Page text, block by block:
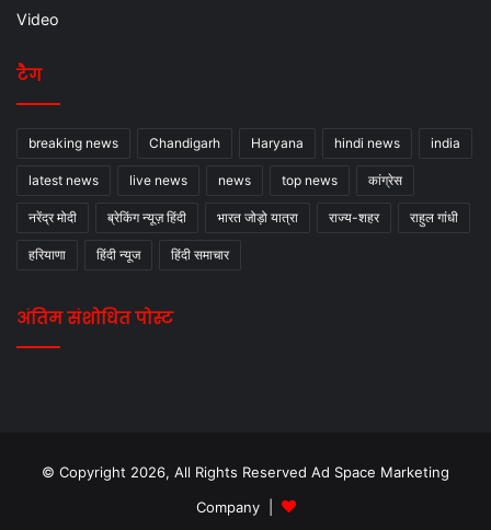
Video
टैग
breaking news Chandigarh Haryana hindi news india
latest news live news news top news कांग्रेस
नरेंद्र मोदी ब्रेकिंग न्यूज़ हिंदी भारत जोड़ो यात्रा राज्य-शहर राहुल गांधी
हरियाणा हिंदी न्यूज हिंदी समाचार
अंतिम संशोधित पोस्ट
© Copyright 2026, All Rights Reserved Ad Space Marketing
Company |